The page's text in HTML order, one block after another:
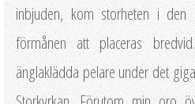
inbjuden, kom storheten i den
förmånen att placeras
änglaklädda pelare under det